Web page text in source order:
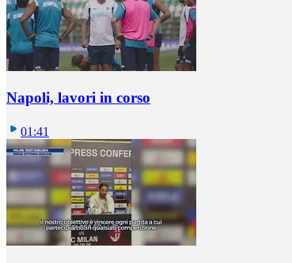
Napoli, lavori in corso
01:41